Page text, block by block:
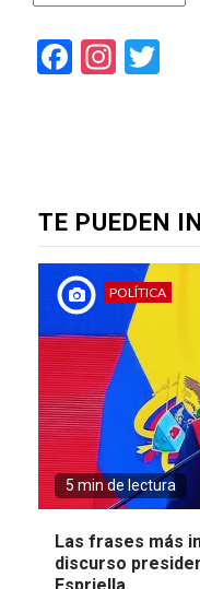
Facebook
TE PUEDEN
POLÍTICA
5 min de lectura
Las frases más
discurso
Espriella